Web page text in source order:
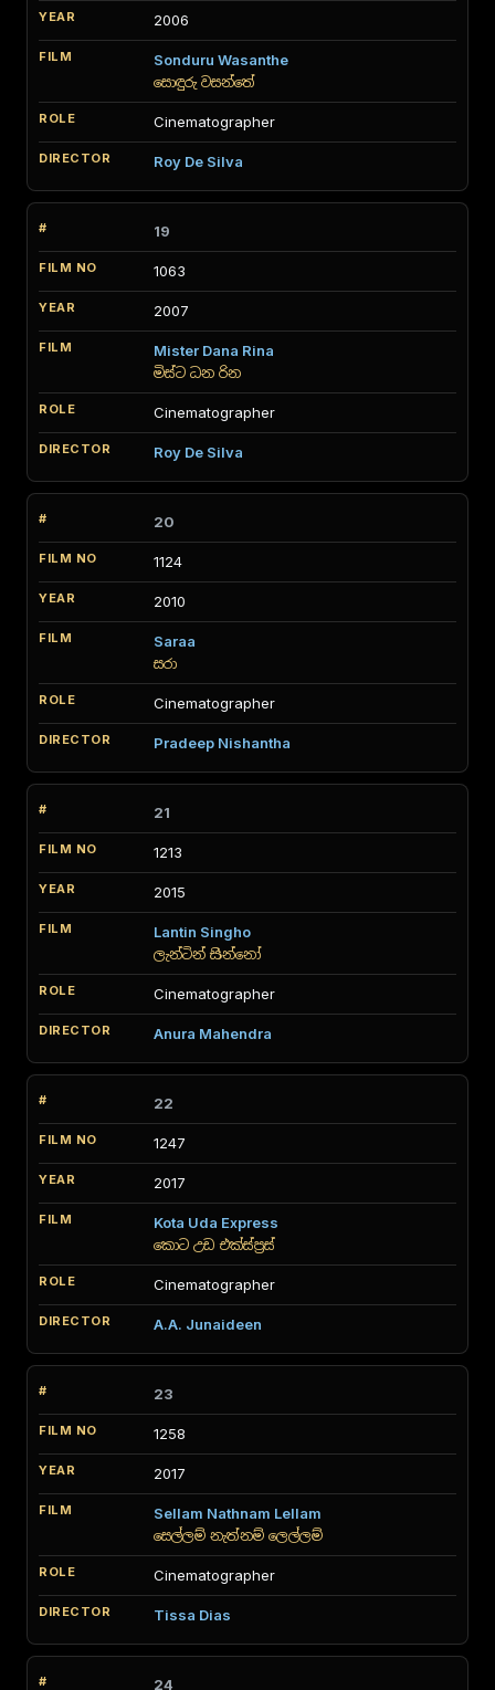
2006
Sonduru Wasanthe
සොඳුරු වසන්තේ
Cinematographer
Roy De Silva
19
1063
2007
Mister Dana Rina
මිස්ට ධන රින
Cinematographer
Roy De Silva
20
1124
2010
Saraa
සරා
Cinematographer
Pradeep Nishantha
21
1213
2015
Lantin Singho
ලැන්ටින් සින්නෝ
Cinematographer
Anura Mahendra
22
1247
2017
Kota Uda Express
කොට උඩ එක්ස්ප්‍රස්
Cinematographer
A.A. Junaideen
23
1258
2017
Sellam Nathnam Lellam
සෙල්ලම් නැත්නම් ලෙල්ලම්
Cinematographer
Tissa Dias
24